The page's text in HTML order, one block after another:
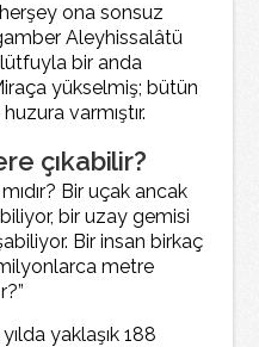
ona sonsuz
Aleyhissalâtü
lütfuyla bir anda
yükselmiş; bütün
varmıştır.
çıkabilir?
Bir uçak ancak
bir uzay gemisi
Bir insan birkaç
metre
yaklaşık 188